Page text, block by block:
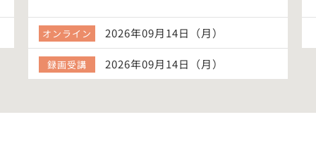
オンライン 2026年09月14日（月）
録画受講 2026年09月14日（月）